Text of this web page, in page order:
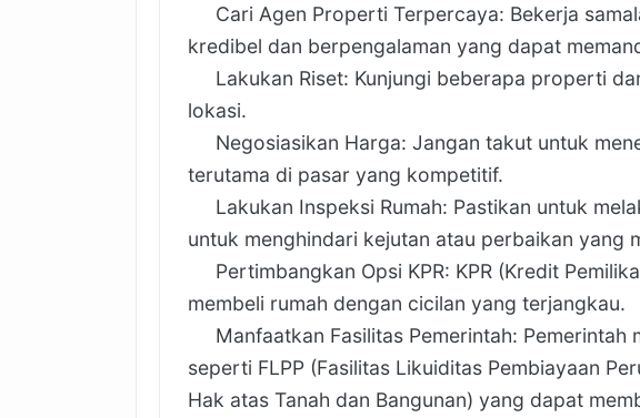
Cari Agen Properti Terpercaya: Bekerja
kredibel dan berpengalaman yang dapat
Lakukan Riset: Kunjungi beberapa properti
lokasi.
Negosiasikan Harga: Jangan takut untuk
terutama di pasar yang kompetitif.
Lakukan Inspeksi Rumah: Pastikan untuk
untuk menghindari kejutan atau perbaikan yang
Pertimbangkan Opsi KPR: KPR (Kredit
membeli rumah dengan cicilan yang terjangkau.
Manfaatkan Fasilitas Pemerintah: Pemerintah
seperti FLPP (Fasilitas Likuiditas Pembiayaan
Hak atas Tanah dan Bangunan) yang dapat